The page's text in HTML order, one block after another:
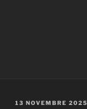
PUBLIÉ
13 NOVEMBRE 2025